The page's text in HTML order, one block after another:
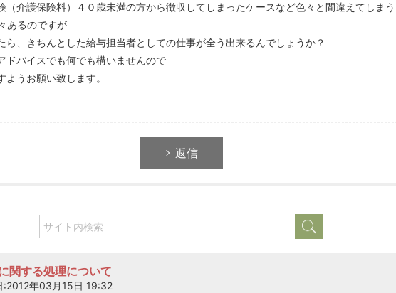
（介護保険料）４０歳未満の方から徴収してしまったケースなど色々と間違えてしまう
あるのですが
ら、きちんとした給与担当者としての仕事が全う出来るんでしょうか？
ドバイスでも何でも構いませんので
ようお願い致します。
返信
関する処理について
:2012年03月15日 19:32